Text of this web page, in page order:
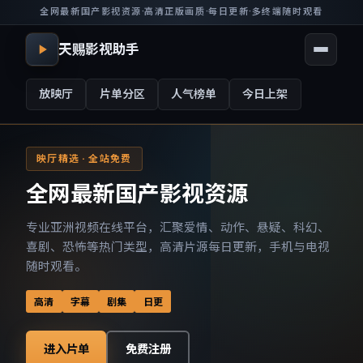
全网最新国产影视资源·高清正版画质·每日更新· 多终端随时观看
天赐影视助手
放映厅 片单分区 人气榜单 今日上架
映厅精选 · 全站免费
全网最新国产影视资源
专业亚洲视频在线平台，汇聚爱情、动作、悬疑、科幻、
喜剧、恐怖等热门类型，高清片源每日更新，手机与电视
随时观看。
高清 字幕 剧集 日更
进入片单 免费注册